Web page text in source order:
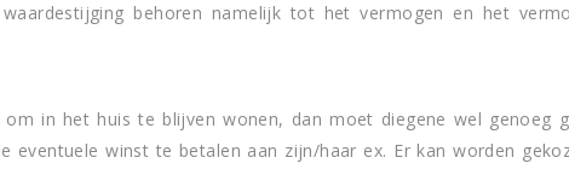
behoren namelijk tot het vermogen en het
in het huis te blijven wonen, dan moet diegene wel genoeg
eventuele winst te betalen aan zijn/haar ex. Er kan worden